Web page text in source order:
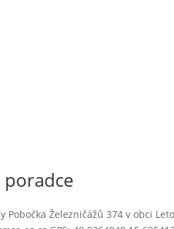
poradce
Železničážů 374 v obci